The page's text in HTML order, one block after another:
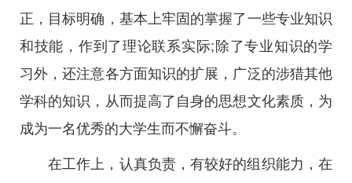
正，目标明确，基本上牢固的掌握了一些专业知识
和技能，作到了理论联系实际;除了专业知识的学
习外，还注意各方面知识的扩展，广泛的涉猎其他
学科的知识，从而提高了自身的思想文化素质，为
成为一名优秀的大学生而不懈奋斗。
在工作上，认真负责，有较好的组织能力，在